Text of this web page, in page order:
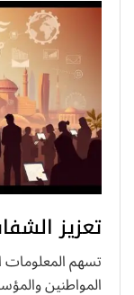
تعزيز
تسهم المعلومات
المواطنين